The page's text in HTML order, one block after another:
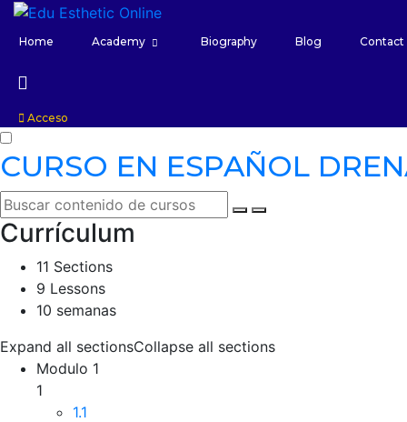
Home Academy Biography Blog Contact
Acceso
CURSO EN ESPAÑOL
Currículum
11 Sections
9 Lessons
10 semanas
Expand all sectionsCollapse all sections
Modulo 1
1
1.1